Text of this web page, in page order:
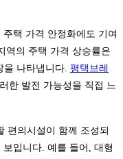
택 가격 안정화에도 기여
역의 주택 가격 상승률은
을 나타냅니다. 평택브레
한 발전 가능성을 직접 느
편의시설이 함께 조성되
입니다. 예를 들어, 대형